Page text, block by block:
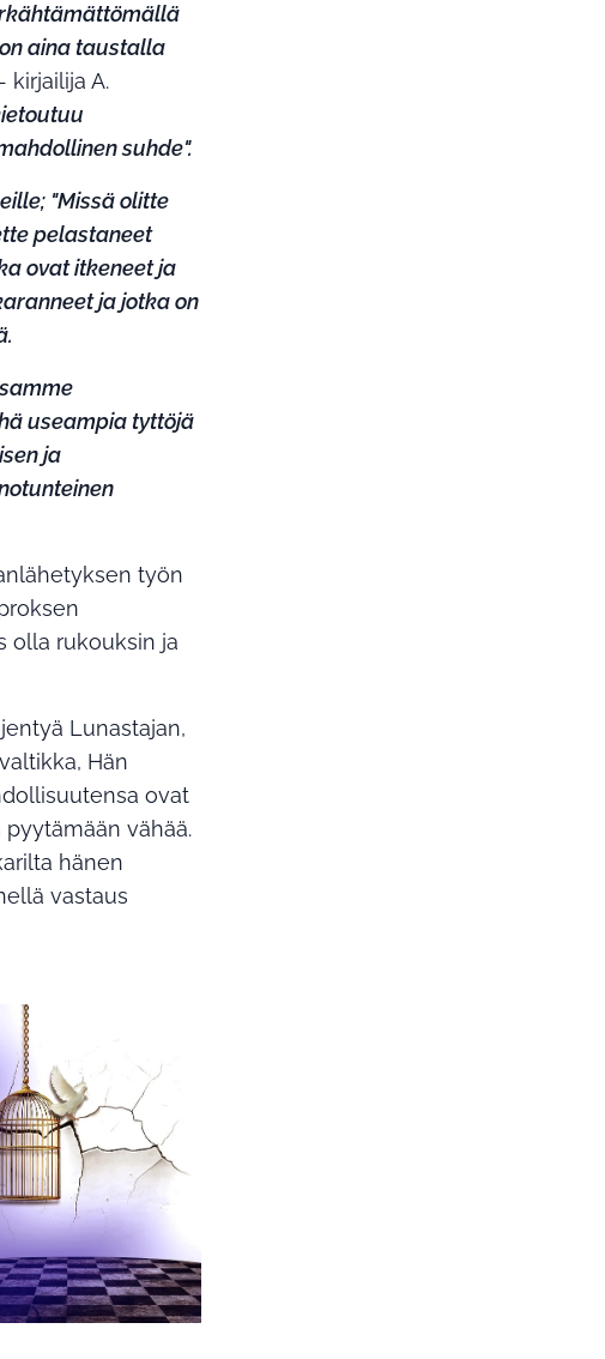
aina taustalla
kirjailija A.
suhde".
"Missä olitte
pelastaneet
ovat itkeneet ja
ja jotka on
useampia tyttöjä
ja
työn
olla rukouksin ja
Lunastajan,
Hän
ovat
vähää.
hänen
vastaus